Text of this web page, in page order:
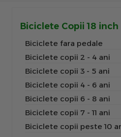
Biciclete Copii 18 inch
Biciclete fara pedale
Biciclete copii 2 - 4 ani
Biciclete copii 3 - 5 ani
Biciclete copii 4 - 6 ani
Biciclete copii 6 - 8 ani
Biciclete copii 7 - 11 ani
Biciclete copii peste 10